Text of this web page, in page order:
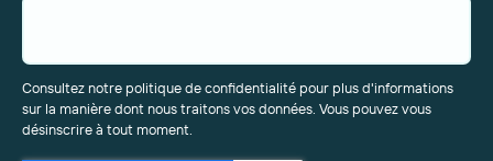
Consultez notre politique de confidentialité pour plus d'informations
sur la manière dont nous traitons vos données. Vous pouvez vous
désinscrire à tout moment.